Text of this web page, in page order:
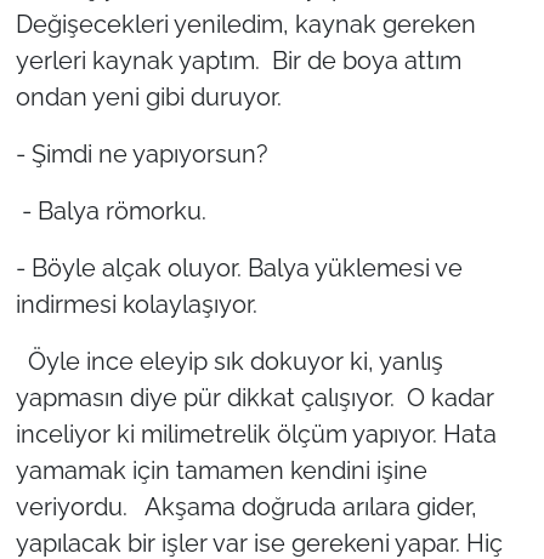
Değişecekleri yeniledim, kaynak gereken
yerleri kaynak yaptım. Bir de boya attım
ondan yeni gibi duruyor.
- Şimdi ne yapıyorsun?
- Balya römorku.
- Böyle alçak oluyor. Balya yüklemesi ve
indirmesi kolaylaşıyor.
Öyle ince eleyip sık dokuyor ki, yanlış
yapmasın diye pür dikkat çalışıyor. O kadar
inceliyor ki milimetrelik ölçüm yapıyor. Hata
yamamak için tamamen kendini işine
veriyordu. Akşama doğruda arılara gider,
yapılacak bir işler var ise gerekeni yapar. Hiç